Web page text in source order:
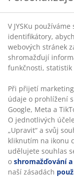
V JYSKu
identifikátory,
webových stránek
shromažďují
funkčnosti,
Při přijetí
údaje o prohlížení
Google, Meta a
O jednotlivých
„Upravit“ a svůj
kliknutím na ikonu
udělujete souhlas
o shromažďování
naší zásadách